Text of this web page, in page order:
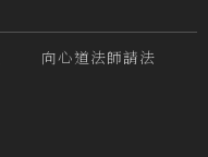
向心道法師請法